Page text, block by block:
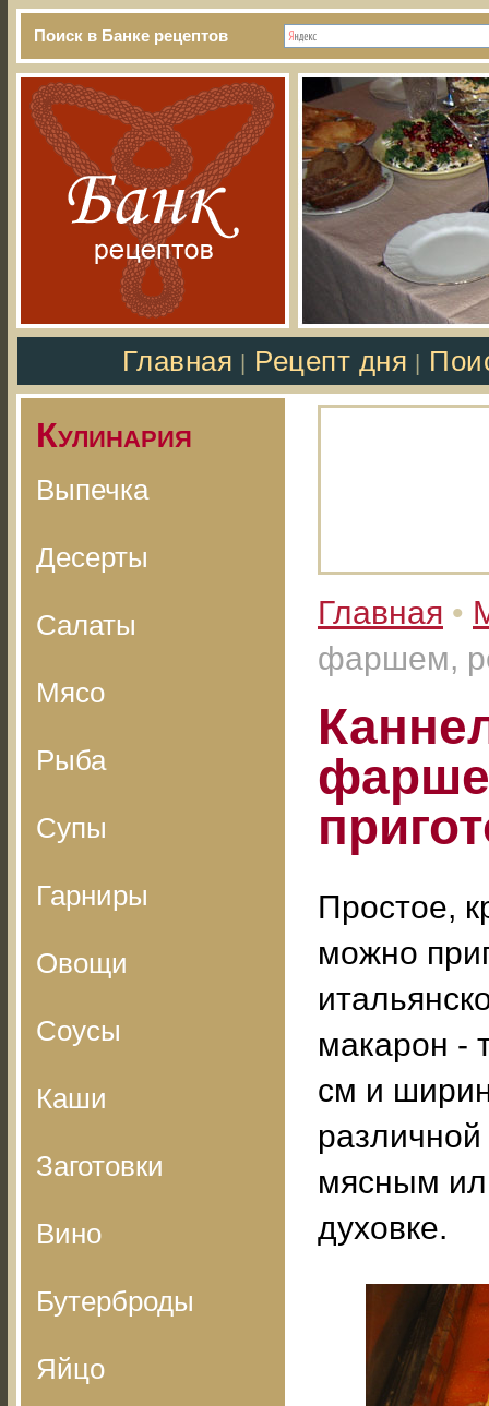
Поиск в Банке рецептов
Главная Рецепт дня
Кулинария
Выпечка
Десерты
Салаты
Мясо
Рыба
Супы
Гарниры
Овощи
Соусы
Каши
Заготовки
Вино
Бутерброды
Яйцо
Главная •
фаршем,
Простое,
можно
макарон -
см и
мясным
духовке.